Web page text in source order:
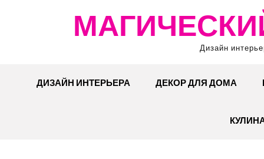
Дизайн
ДИЗАЙН ИНТЕРЬЕРА ДЕКОР ДЛЯ ДОМА